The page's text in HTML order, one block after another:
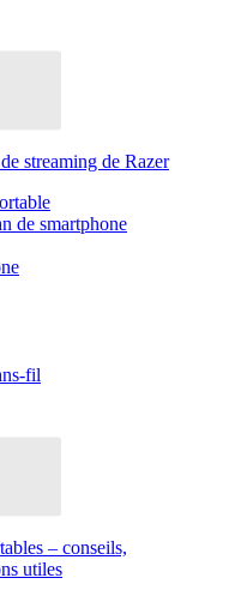
streaming de Razer
de smartphone
fil
– conseils,
utiles